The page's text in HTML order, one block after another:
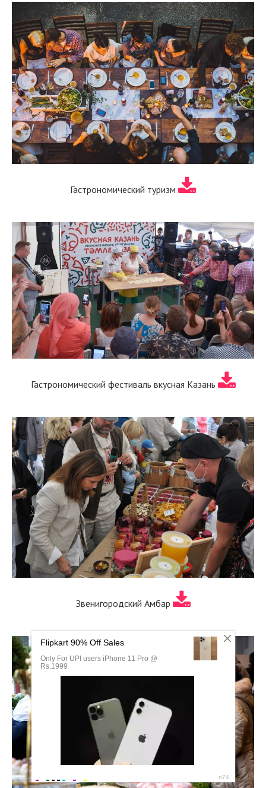
Гастрономический туризм
Гастрономический фестиваль вкусная Казань
Звенигородский Амбар